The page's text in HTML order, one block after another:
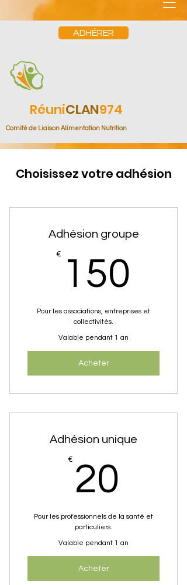
ADHÉRER
RéuniCLAN974
Comité de Liaison Alimentation Nutrition
Choisissez votre adhésion
Adhésion groupe
€ 150
Pour les associations, entreprises et
collectivités.
Valable pendant 1 an
Acheter
Adhésion unique
€ 20
Pour les professionnels de la santé et
particuliers.
Valable pendant 1 an
Acheter